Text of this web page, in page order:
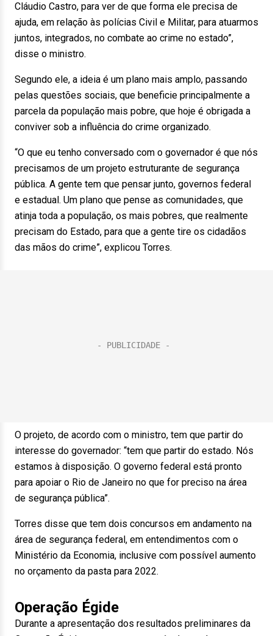
Cláudio Castro, para ver de que forma ele precisa de
ajuda, em relação às polícias Civil e Militar, para atuarmos
juntos, integrados, no combate ao crime no estado”,
disse o ministro.
Segundo ele, a ideia é um plano mais amplo, passando
pelas questões sociais, que beneficie principalmente a
parcela da população mais pobre, que hoje é obrigada a
conviver sob a influência do crime organizado.
“O que eu tenho conversado com o governador é que nós
precisamos de um projeto estruturante de segurança
pública. A gente tem que pensar junto, governos federal
e estadual. Um plano que pense as comunidades, que
atinja toda a população, os mais pobres, que realmente
precisam do Estado, para que a gente tire os cidadãos
das mãos do crime”, explicou Torres.
O projeto, de acordo com o ministro, tem que partir do
interesse do governador: “tem que partir do estado. Nós
estamos à disposição. O governo federal está pronto
para apoiar o Rio de Janeiro no que for preciso na área
de segurança pública”.
Torres disse que tem dois concursos em andamento na
área de segurança federal, em entendimentos com o
Ministério da Economia, inclusive com possível aumento
no orçamento da pasta para 2022.
Operação Égide
Durante a apresentação dos resultados preliminares da